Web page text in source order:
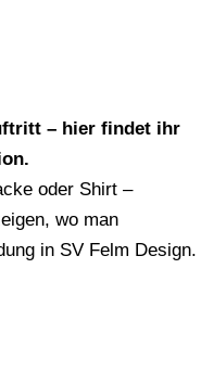
– hier findet ihr
oder Shirt –
wo man
in SV Felm Design.